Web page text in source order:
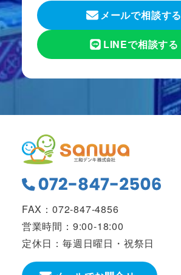
メールで相談する
LINEで相談する
FAX：072-847-4856
営業時間：9:00-18:00
定休日：毎週日曜日・祝祭日